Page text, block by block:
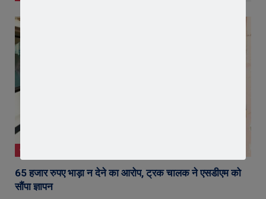
जावरा
65 हजार रुपए भाड़ा न देने का आरोप, ट्रक चालक ने एसडीएम को
सौंपा ज्ञापन